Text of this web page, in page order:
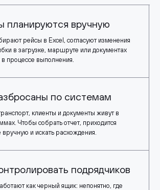
планируются вручную
рейсы в Excel, согласуют изменения
в загрузке, маршруте или документах
процессе выполнения.
по системам
клиенты и документы живут в
Чтобы собрать отчет, приходится
вручную и искать расхождения.
подрядчиков
как черный ящик: непонятно, где